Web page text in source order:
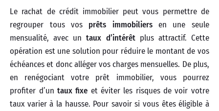
Le rachat de crédit immobilier peut vous permettre de
regrouper tous vos prêts immobiliersen une seule
mensualité, avec untaux d’intérêtplus attractif. Cette
opération est une solution pour réduire le montant de vos
échéances et donc alléger vos charges mensuelles. De plus,
en renégociant votre prêt immobilier, vous pourrez
profiter d’un taux fixe et éviter les risques de voir votre
taux varier à la hausse. Pour savoir si vous êtes éligible à